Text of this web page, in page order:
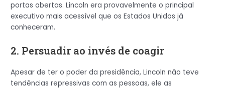
portas abertas. Lincoln era provavelmente o principal
executivo mais acessível que os Estados Unidos já
conheceram.
2. Persuadir ao invés de coagir
Apesar de ter o poder da presidência, Lincoln não teve
tendências repressivas com as pessoas, ele as